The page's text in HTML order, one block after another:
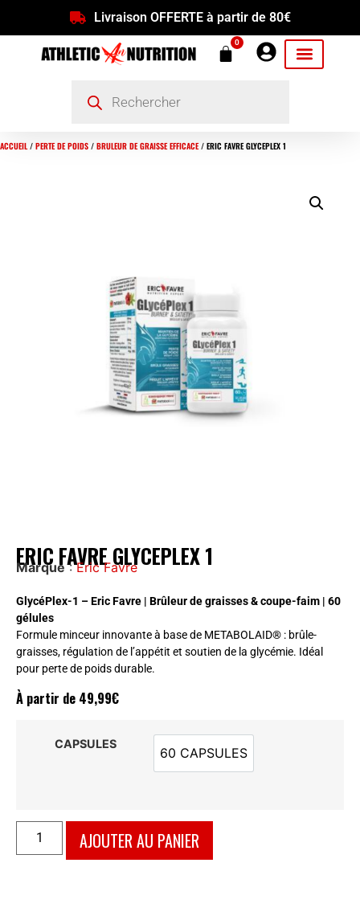
Livraison OFFERTE à partir de 80€
0
ACCUEIL/ PERTE DE POIDS / BRULEUR DE GRAISSE EFFICACE/ ERIC FAVRE GLYCEPLEX 1
ERIC FAVRE GLYCEPLEX 1
Marque:Eric Favre
GlycéPlex-1 – Eric Favre | Brûleur de graisses & coupe-faim | 60
gélules
Formule minceur innovante à base de METABOLAID® : brûle-
graisses, régulation de l’appétit et soutien de la glycémie. Idéal
pour perte de poids durable.
À partir de 49,99€
CAPSULES
60 CAPSULES
60 CAPSULES
AJOUTER AU PANIER